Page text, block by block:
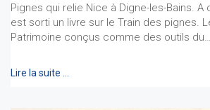
Pignes qui relie Nice à Digne-les-Bains.
est sorti un livre sur le Train des pignes.
Patrimoine conçus comme des outils du…
Lire la suite …